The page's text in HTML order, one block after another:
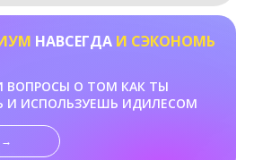
НАВСЕГДА И СЭКОНОМЬ
ВОПРОСЫ О ТОМ КАК ТЫ
И ИСПОЛЬЗУЕШЬ ИДИЛЕСОМ
→